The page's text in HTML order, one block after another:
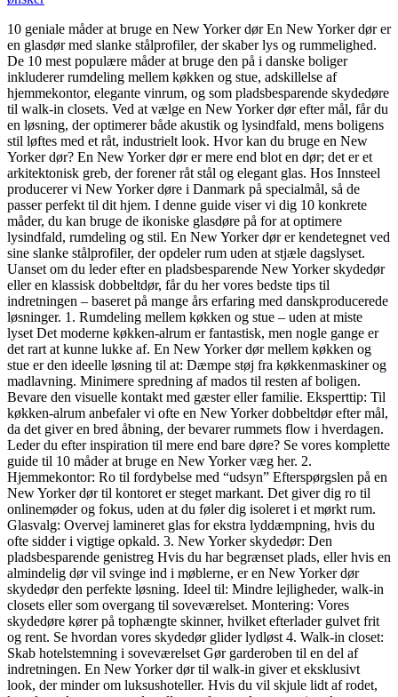
10 geniale måder at bruge en New Yorker dør En New Yorker dør er
en glasdør med slanke stålprofiler, der skaber lys og rummelighed.
De 10 mest populære måder at bruge den på i danske boliger
inkluderer rumdeling mellem køkken og stue, adskillelse af
hjemmekontor, elegante vinrum, og som pladsbesparende skydedøre
til walk-in closets. Ved at vælge en New Yorker dør efter mål, får du
en løsning, der optimerer både akustik og lysindfald, mens boligens
stil løftes med et råt, industrielt look. Hvor kan du bruge en New
Yorker dør? En New Yorker dør er mere end blot en dør; det er et
arkitektonisk greb, der forener råt stål og elegant glas. Hos Innsteel
producerer vi New Yorker døre i Danmark på specialmål, så de
passer perfekt til dit hjem. I denne guide viser vi dig 10 konkrete
måder, du kan bruge de ikoniske glasdøre på for at optimere
lysindfald, rumdeling og stil. En New Yorker dør er kendetegnet ved
sine slanke stålprofiler, der opdeler rum uden at stjæle dagslyset.
Uanset om du leder efter en pladsbesparende New Yorker skydedør
eller en klassisk dobbeltdør, får du her vores bedste tips til
indretningen – baseret på mange års erfaring med danskproducerede
løsninger. 1. Rumdeling mellem køkken og stue – uden at miste
lyset Det moderne køkken-alrum er fantastisk, men nogle gange er
det rart at kunne lukke af. En New Yorker dør mellem køkken og
stue er den ideelle løsning til at: Dæmpe støj fra køkkenmaskiner og
madlavning. Minimere spredning af mados til resten af boligen.
Bevare den visuelle kontakt med gæster eller familie. Eksperttip: Til
køkken-alrum anbefaler vi ofte en New Yorker dobbeltdør efter mål,
da det giver en bred åbning, der bevarer rummets flow i hverdagen.
Leder du efter inspiration til mere end bare døre? Se vores komplette
guide til 10 måder at bruge en New Yorker væg her. 2.
Hjemmekontor: Ro til fordybelse med “udsyn” Efterspørgslen på en
New Yorker dør til kontoret er steget markant. Det giver dig ro til
onlinemøder og fokus, uden at du føler dig isoleret i et mørkt rum.
Glasvalg: Overvej lamineret glas for ekstra lyddæmpning, hvis du
ofte sidder i vigtige opkald. 3. New Yorker skydedør: Den
pladsbesparende genistreg Hvis du har begrænset plads, eller hvis en
almindelig dør vil svinge ind i møblerne, er en New Yorker dør
skydedør den perfekte løsning. Ideel til: Mindre lejligheder, walk-in
closets eller som overgang til soveværelset. Montering: Vores
skydedøre kører på tophængte skinner, hvilket efterlader gulvet frit
og rent. Se hvordan vores skydedør glider lydløst 4. Walk-in closet:
Skab hotelstemning i soveværelset Gør garderoben til en del af
indretningen. En New Yorker dør til walk-in giver et eksklusivt
look, der minder om luksushoteller. Hvis du vil skjule lidt af rodet,